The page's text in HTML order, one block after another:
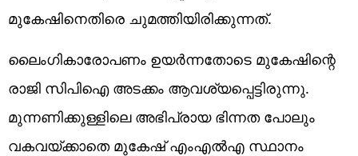
മുകേഷിനെതിരെ ചുമത്തിയിരിക്കുന്നത്.
ലൈം​ഗികാരോപണം ഉയർന്നതോടെ മുകേഷിന്റെ
രാജി സിപിഐ അടക്കം ആവശ്യപ്പെട്ടിരുന്നു.
മുന്നണിക്കുള്ളിലെ അഭിപ്രായ ഭിന്നത പോലും
വകവയ്ക്കാതെ മുകേഷ് എംഎൽഎ സ്ഥാനം